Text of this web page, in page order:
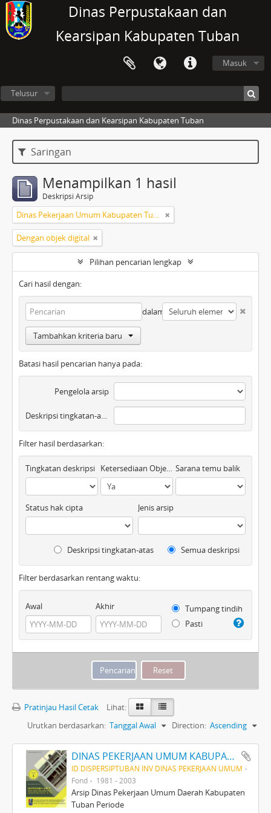
Dinas Perpustakaan dan
Kearsipan Kabupaten Tuban
Masuk
Telusur
Dinas Perpustakaan dan Kearsipan Kabupaten Tuban
Saringan
Menampilkan 1 hasil
Deskripsi Arsip
Dinas Pekerjaan Umum Kabupaten Tuban
Dengan objek digital
Pilihan pencarian lengkap
Cari hasil dengan:
dalam
Tambahkan kriteria baru
Batasi hasil pencarian hanya pada:
Pengelola arsip
Deskripsi tingkatan-atas
Filter hasil berdasarkan:
Tingkatan deskripsi Ketersediaan Objek Digital Sarana temu balik
Status hak cipta Jenis arsip
Deskripsi tingkatan-atas Semua deskripsi
Filter berdasarkan rentang waktu:
Awal Akhir
Tumpang tindih
Pasti
Pratinjau Hasil Cetak
Lihat:
Urutkan berdasarkan: Tanggal Awal Direction: Ascending
DINAS PEKERJAAN UMUM KABUPATEN TINGKAT II TUBAN PERIODE 1981-2003
ID DISPERSIPTUBAN INV DINAS PEKERJAAN UMUM
Fond
1981 - 2003
Arsip Dinas Pekerjaan Umum Daerah Kabupaten
Tuban Periode